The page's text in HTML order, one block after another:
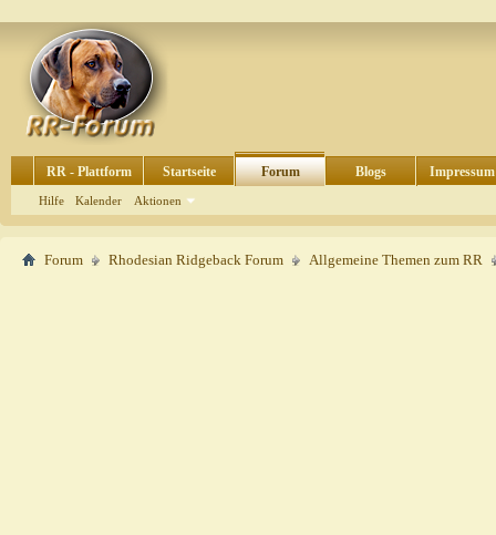
RR - Plattform Startseite Forum
Hilfe Kalender Aktionen
Blogs Impressum
Forum Rhodesian Ridgeback Forum Allgemeine Themen zum RR